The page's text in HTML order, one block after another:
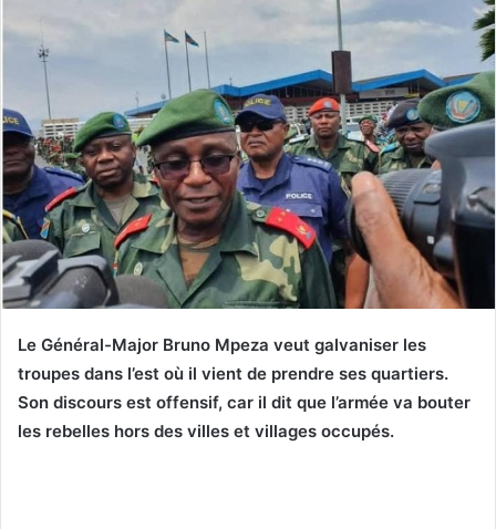
Le Général-Major Bruno Mpeza veut galvaniser les
troupes dans l’est où il vient de prendre ses quartiers.
Son discours est offensif, car il dit que l’armée va bouter
les rebelles hors des villes et villages occupés.